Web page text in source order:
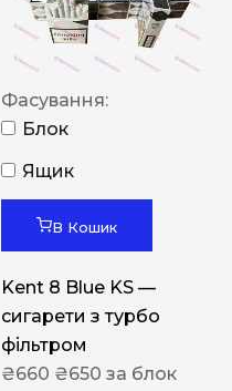
Фасування:
Блок
Ящик
В Кошик
Kent 8 Blue KS —
сигарети з турбо
фільтром
₴660 ₴650 за блок